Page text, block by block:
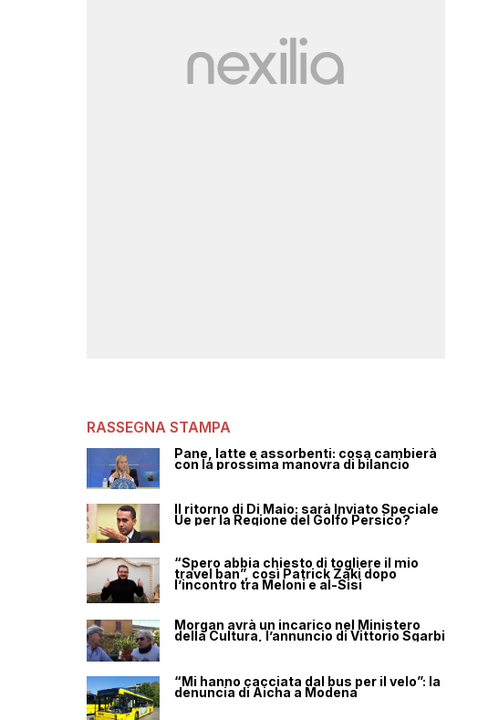
RASSEGNA STAMPA
Pane, latte e assorbenti: cosa cambierà
con la prossima manovra di bilancio
Il ritorno di Di Maio: sarà Inviato Speciale
Ue per la Regione del Golfo Persico?
“Spero abbia chiesto di togliere il mio
travel ban”, così Patrick Zaki dopo
l’incontro tra Meloni e al-Sisi
Morgan avrà un incarico nel Ministero
della Cultura, l’annuncio di Vittorio Sgarbi
“Mi hanno cacciata dal bus per il velo”: la
denuncia di Aicha a Modena